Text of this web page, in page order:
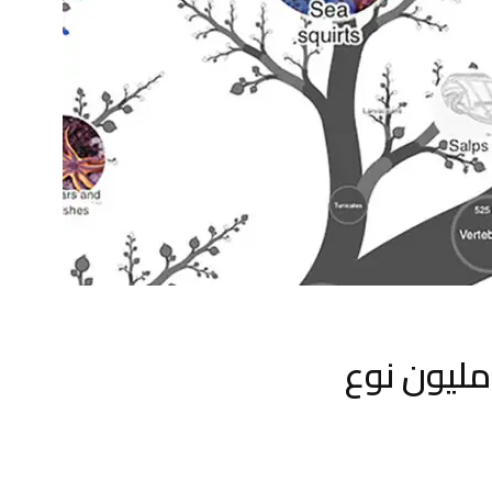
متوفرة على الإِنترنت تربط الآن 2.2 مليون نوع